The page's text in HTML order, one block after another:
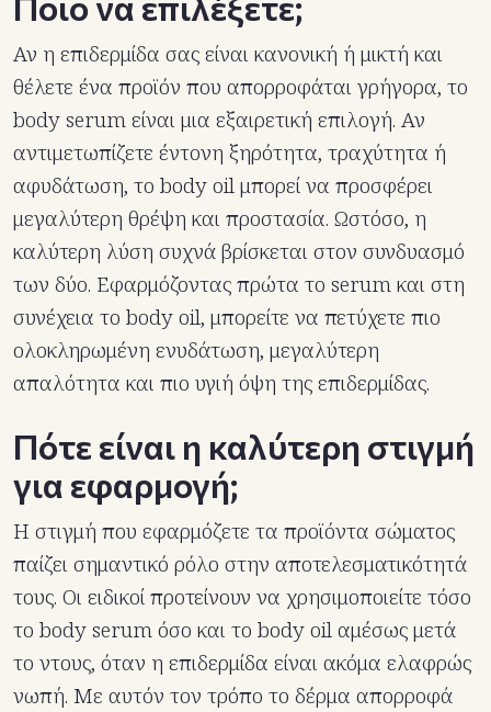
Αν η επιδερμίδα σας είναι κανονική ή μικτή και
θέλετε ένα προϊόν που απορροφάται γρήγορα, το
body serum είναι μια εξαιρετική επιλογή. Αν
αντιμετωπίζετε έντονη ξηρότητα, τραχύτητα ή
αφυδάτωση, το body oil μπορεί να προσφέρει
μεγαλύτερη θρέψη και προστασία. Ωστόσο, η
καλύτερη λύση συχνά βρίσκεται στον συνδυασμό
των δύο. Εφαρμόζοντας πρώτα το serum και στη
συνέχεια το body oil, μπορείτε να πετύχετε πιο
ολοκληρωμένη ενυδάτωση, μεγαλύτερη
απαλότητα και πιο υγιή όψη της επιδερμίδας.
Πότε είναι η καλύτερη στιγμή
για εφαρμογή;
Η στιγμή που εφαρμόζετε τα προϊόντα σώματος
παίζει σημαντικό ρόλο στην αποτελεσματικότητά
τους. Οι ειδικοί προτείνουν να χρησιμοποιείτε τόσο
το body serum όσο και το body oil αμέσως μετά
το ντους, όταν η επιδερμίδα είναι ακόμα ελαφρώς
νωπή. Με αυτόν τον τρόπο το δέρμα απορροφά